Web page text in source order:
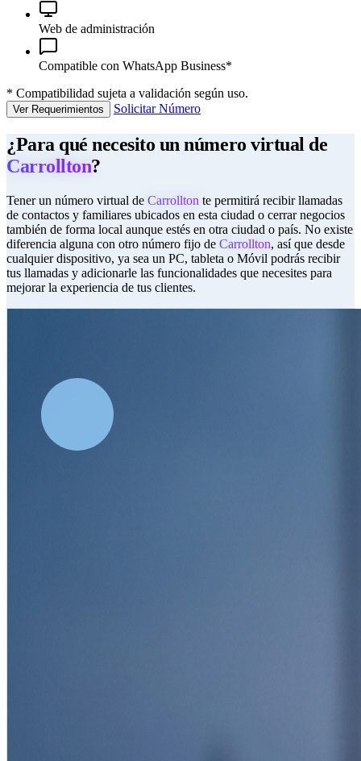
Web de administración
Compatible con WhatsApp Business*
* Compatibilidad sujeta a validación según uso.
Ver Requerimientos Solicitar Número
¿Para qué necesito un número virtual de
Carrollton?
Tener un número virtual de Carrollton te permitirá recibir llamadas
de contactos y familiares ubicados en esta ciudad o cerrar negocios
también de forma local aunque estés en otra ciudad o país. No existe
diferencia alguna con otro número fijo de Carrollton, así que desde
cualquier dispositivo, ya sea un PC, tableta o Móvil podrás recibir
tus llamadas y adicionarle las funcionalidades que necesites para
mejorar la experiencia de tus clientes.